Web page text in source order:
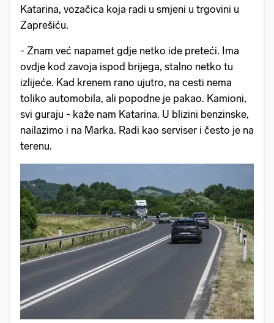
Katarina, vozačica koja radi u smjeni u trgovini u
Zaprešiću.
- Znam već napamet gdje netko ide preteći. Ima
ovdje kod zavoja ispod brijega, stalno netko tu
izlijeće. Kad krenem rano ujutro, na cesti nema
toliko automobila, ali popodne je pakao. Kamioni,
svi guraju - kaže nam Katarina. U blizini benzinske,
nailazimo i na Marka. Radi kao serviser i često je na
terenu.